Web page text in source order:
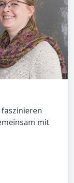
mit